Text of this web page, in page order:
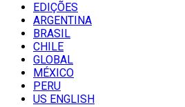
EDIÇÕES
ARGENTINA
BRASIL
CHILE
GLOBAL
MÉXICO
PERU
US ENGLISH